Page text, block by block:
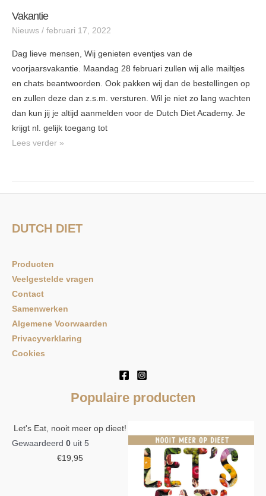
Vakantie
Nieuws / februari 17, 2022
Dag lieve mensen, Wij genieten eventjes van de
voorjaarsvakantie. Maandag 28 februari zullen wij alle mailtjes
en chats beantwoorden. Ook pakken wij dan de bestellingen op
en zullen deze dan z.s.m. versturen. Wil je niet zo lang wachten
dan kun jij je altijd aanmelden voor de Dutch Diet Academy. Je
krijgt nl. gelijk toegang tot
Vakantie
Lees verder »
DUTCH DIET
Producten
Veelgestelde vragen
Contact
Samenwerken
Algemene Voorwaarden
Privacyverklaring
Cookies
Populaire producten
Let's Eat, nooit meer op dieet!
Gewaardeerd 0 uit 5
€19,95